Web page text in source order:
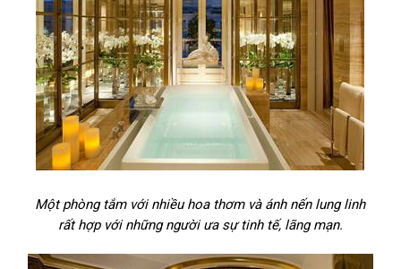
Một phòng tắm với nhiều hoa thơm và ánh nến lung linh
rất hợp với những người ưa sự tinh tế, lãng mạn.